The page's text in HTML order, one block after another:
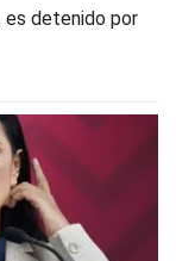
es detenido por